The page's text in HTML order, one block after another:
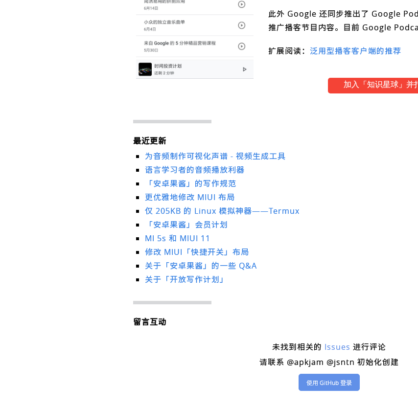
此外 Google 还同步推出了 Google
推广播客节目内容。目前 Google
扩展阅读： 泛用型播客客户端的推荐
加入「知识星球」并
最近更新
为音频制作可视化声谱 - 视频生成工具
语言学习者的音频播放利器
「安卓果酱」的写作规范
更优雅地修改 MIUI 布局
仅 205KB 的 Linux 模拟神器——Termux
「安卓果酱」会员计划
MI 5s 和 MIUI 11
修改 MIUI「快捷开关」布局
关于「安卓果酱」的一些 Q&A
关于「开放写作计划」
留言互动
未找到相关的 Issues 进行评论
请联系 @apkjam @jsntn 初始化创建
使用 GitHub 登录